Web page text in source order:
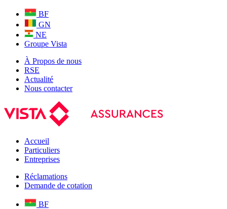
BF
GN
NE
Groupe Vista
À Propos de nous
RSE
Actualité
Nous contacter
Accueil
Particuliers
Entreprises
Réclamations
Demande de cotation
BF